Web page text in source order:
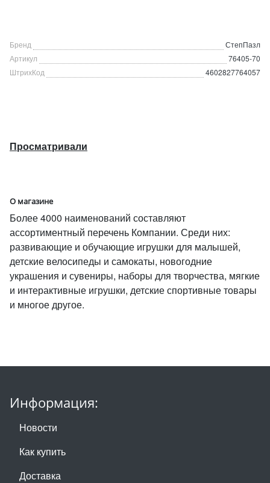
Бренд
СтепПазл
Артикул
76405-70
ШтрихКод
4602827764057
Просматривали
О магазине
Более 4000 наименований составляют
ассортиментный перечень Компании. Среди них:
развивающие и обучающие игрушки для малышей,
детские велосипеды и самокаты, новогодние
украшения и сувениры, наборы для творчества, мягкие
и интерактивные игрушки, детские спортивные товары
и многое другое.
Информация:
Новости
Как купить
Доставка